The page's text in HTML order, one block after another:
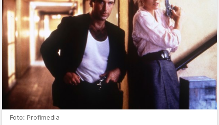
Foto: Profimedia